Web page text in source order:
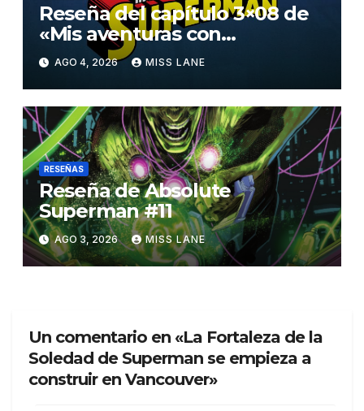
Reseña del capítulo 3×08 de
«Mis aventuras con
Superman»
AGO 4, 2026 MISS LANE
RESEÑAS
Reseña de Absolute
Superman #11
AGO 3, 2026 MISS LANE
Un comentario en «La Fortaleza de la
Soledad de Superman se empieza a
construir en Vancouver»